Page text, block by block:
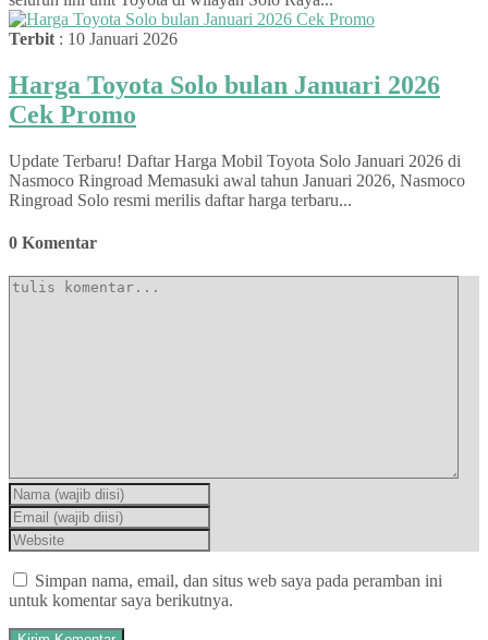
Terbit : 10 Januari 2026
Harga Toyota Solo bulan Januari 2026
Cek Promo
Update Terbaru! Daftar Harga Mobil Toyota Solo Januari 2026 di
Nasmoco Ringroad Memasuki awal tahun Januari 2026, Nasmoco
Ringroad Solo resmi merilis daftar harga terbaru...
0 Komentar
Simpan nama, email, dan situs web saya pada peramban ini
untuk komentar saya berikutnya.